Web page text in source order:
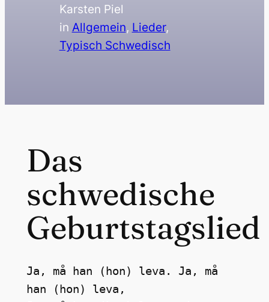
Karsten Piel
in Allgemein, Lieder
Typisch Schwedisch
Das
schwedische
Geburtstagslied
Ja, må han (hon) leva. Ja, må
han (hon) leva,